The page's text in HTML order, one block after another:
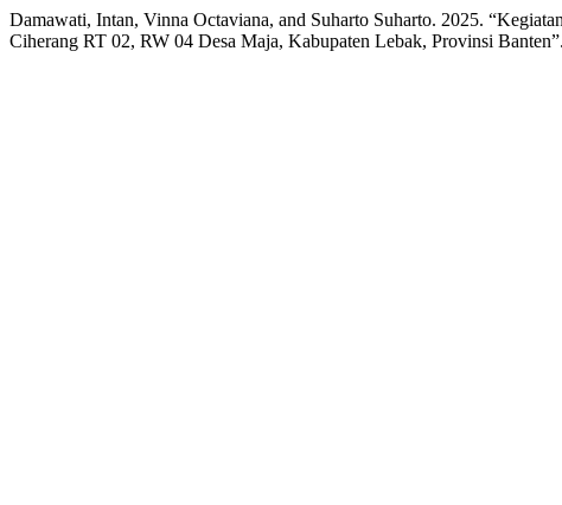
Damawati, Intan, Vinna Octaviana, and Suharto Suharto. 2025.
Ciherang RT 02, RW 04 Desa Maja, Kabupaten Lebak, Provinsi Banten”.